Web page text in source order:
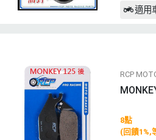
適用
RCP
8點
(回饋1%,